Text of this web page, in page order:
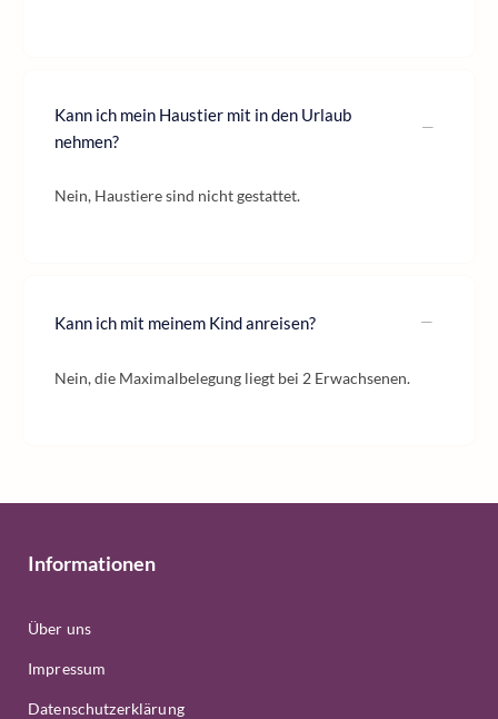
Kann ich mein Haustier mit in den Urlaub
nehmen?
Nein, Haustiere sind nicht gestattet.
Kann ich mit meinem Kind anreisen?
Nein, die Maximalbelegung liegt bei 2 Erwachsenen.
Informationen
Über uns
Impressum
Datenschutzerklärung